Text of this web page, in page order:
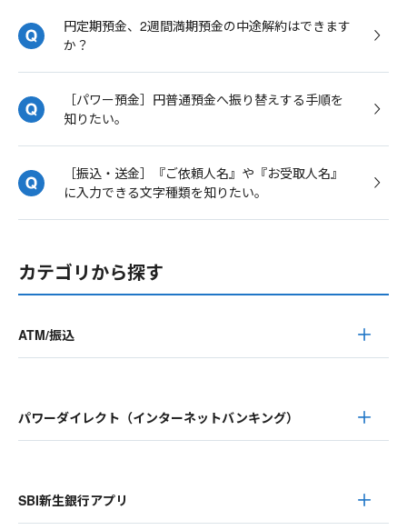
円定期預金、2週間満期預金の中途解約はできます
か？
［パワー預金］円普通預金へ振り替えする手順を
知りたい。
［振込・送金］『ご依頼人名』や『お受取人名』
に入力できる文字種類を知りたい。
カテゴリから探す
ATM/振込
パワーダイレクト（インターネットバンキング）
SBI新生銀行アプリ